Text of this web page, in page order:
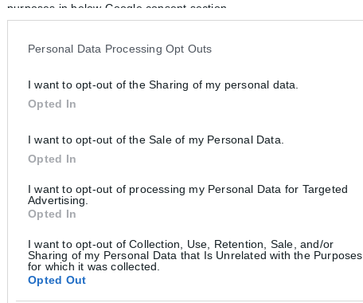
purposes in below Google consent section.
Personal Data Processing Opt Outs
I want to opt-out of the Sharing of my personal data.
Opted In
I want to opt-out of the Sale of my Personal Data.
Opted In
I want to opt-out of processing my Personal Data for Targeted
Advertising.
Opted In
I want to opt-out of Collection, Use, Retention, Sale, and/or
Sharing of my Personal Data that Is Unrelated with the Purposes
for which it was collected.
Opted Out